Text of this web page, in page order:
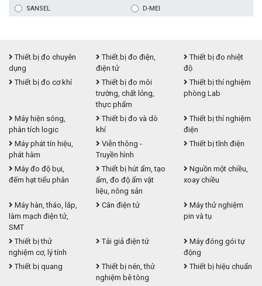
SANSEL
D-MEI
Thiết bị đo chuyên
dụng
Thiết bị đo điện,
điện tử
Thiết bị đo nhiệt
độ
Thiết bị đo cơ khí
Thiết bị đo môi
trường, chất lỏng,
thực phẩm
Thiết bị thí nghiệm
phòng Lab
Máy hiện sóng,
phân tích logic
Thiết bị đo và dò
khí
Thiết bị thí nghiệm
điện
Máy phát tín hiệu,
phát hàm
Viễn thông -
Truyền hình
Thiết bị tĩnh điện
Máy đo độ bụi,
đếm hạt tiểu phân
Thiết bị hút ẩm, tạo
ẩm, đo độ ẩm vật
liệu, nông sản
Nguồn một chiều,
xoay chiều
Máy hàn, tháo, lắp,
làm mạch điện tử,
SMT
Cân điện tử
Máy thử nghiệm
pin và tụ
Thiết bị thử
nghiệm cơ, lý tính
Tải giả điện tử
Máy đóng gói tự
động
Thiết bị quang
Thiết bị nén, thử
nghiệm bê tông
Thiết bị hiệu chuẩn